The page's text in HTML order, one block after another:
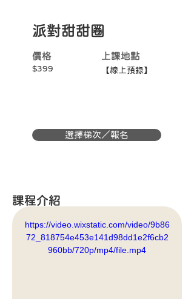
派對甜甜圈
價格
$399
上課地點
【線上預錄】
選擇梯次／報名
課程介紹
https://video.wixstatic.com/video/9b86
72_818754e453e141d98dd1e2f6cb2
960bb/720p/mp4/file.mp4